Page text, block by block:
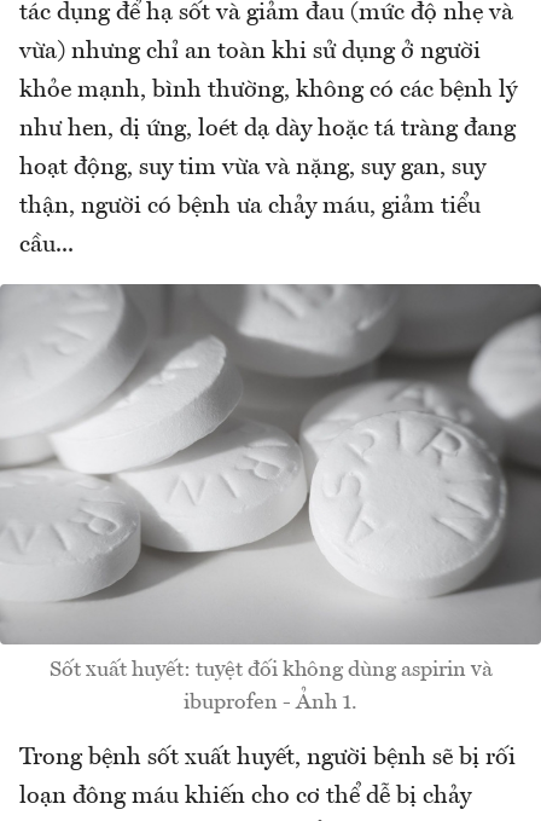
tác dụng để hạ sốt và giảm đau (mức độ nhẹ và
vừa) nhưng chỉ an toàn khi sử dụng ở người
khỏe mạnh, bình thường, không có các bệnh lý
như hen, dị ứng, loét dạ dày hoặc tá tràng đang
hoạt động, suy tim vừa và nặng, suy gan, suy
thận, người có bệnh ưa chảy máu, giảm tiểu
cầu...
Sốt xuất huyết: tuyệt đối không dùng aspirin và
ibuprofen - Ảnh 1.
Trong bệnh sốt xuất huyết, người bệnh sẽ bị rối
loạn đông máu khiến cho cơ thể dễ bị chảy